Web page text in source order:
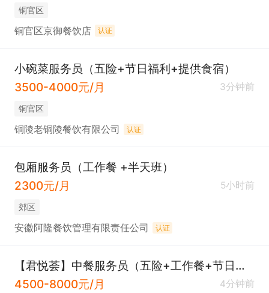
铜官区
铜官区京御餐饮店 认证
小碗菜服务员（五险+节日福利+提供食宿）
3500-4000元/月
3分钟前
铜官区
铜陵老铜陵餐饮有限公司 认证
包厢服务员（工作餐 +半天班）
2300元/月
5小时前
郊区
安徽阿隆餐饮管理有限责任公司 认证
【君悦荟】中餐服务员（五险+工作餐+节日福利）
4500-8000元/月
4分钟前